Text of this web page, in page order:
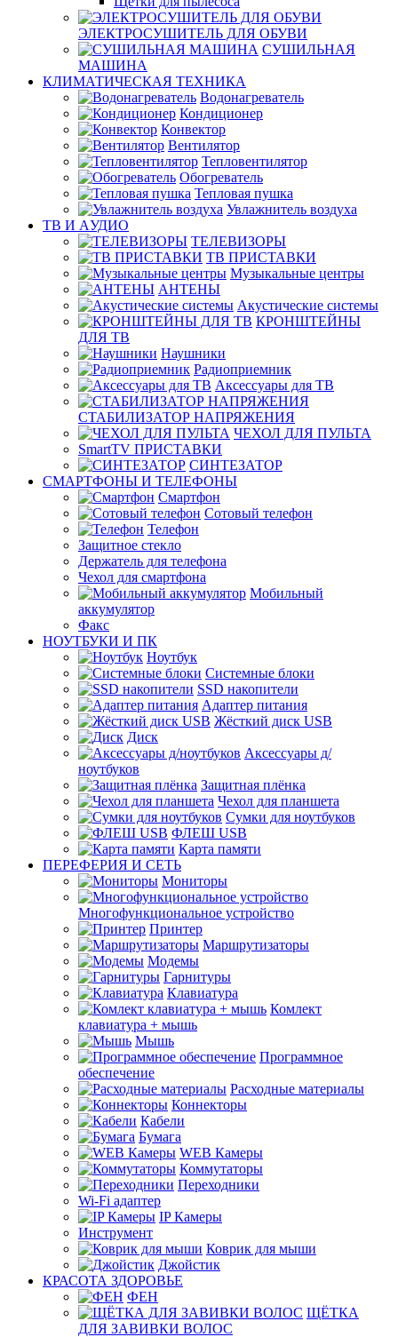
ЭЛЕКТРОСУШИТЕЛЬ ДЛЯ ОБУВИ
СУШИЛЬНАЯ
МАШИНА
КЛИМАТИЧЕСКАЯ ТЕХНИКА
Водонагреватель
Кондиционер
Конвектор
Вентилятор
Тепловентилятор
Обогреватель
Тепловая пушка
Увлажнитель воздуха
ТВ И AУДИО
ТЕЛЕВИЗОРЫ
ТВ ПРИСТАВКИ
Музыкальные центры
АНТЕНЫ
Акустические системы
КРОНШТЕЙНЫ
ДЛЯ ТВ
Наушники
Радиоприемник
Аксессуары для ТВ
СТАБИЛИЗАТОР НАПРЯЖЕНИЯ
ЧЕХОЛ ДЛЯ ПУЛЬТА
SmartTV ПРИСТАВКИ
СИНТЕЗАТОР
СМАРТФОНЫ И ТЕЛЕФОНЫ
Смартфон
Сотовый телефон
Телефон
Защитное стекло
Держатель для телефона
Чехол для смартфона
Мобильный
аккумулятор
Факс
НОУТБУКИ И ПК
Ноутбук
Системные блоки
SSD накопители
Адаптер питания
Жёсткий диск USB
Диск
Аксессуары д/
ноутбуков
Защитная плёнка
Чехол для планшета
Сумки для ноутбуков
ФЛЕШ USB
Карта памяти
ПЕРЕФЕРИЯ И СЕТЬ
Мониторы
Многофункциональное устройство
Принтер
Маршрутизаторы
Модемы
Гарнитуры
Клавиатура
Комлект
клавиатура + мышь
Мышь
Программное
обеспечение
Расходные материалы
Коннекторы
Кабели
Бумага
WEB Камеры
Коммутаторы
Переходники
Wi-Fi адаптер
IP Камеры
Инструмент
Коврик для мыши
Джойстик
КРАСОТА ЗДОРОВЬЕ
ФЕН
ЩЁТКА
ДЛЯ ЗАВИВКИ ВОЛОС